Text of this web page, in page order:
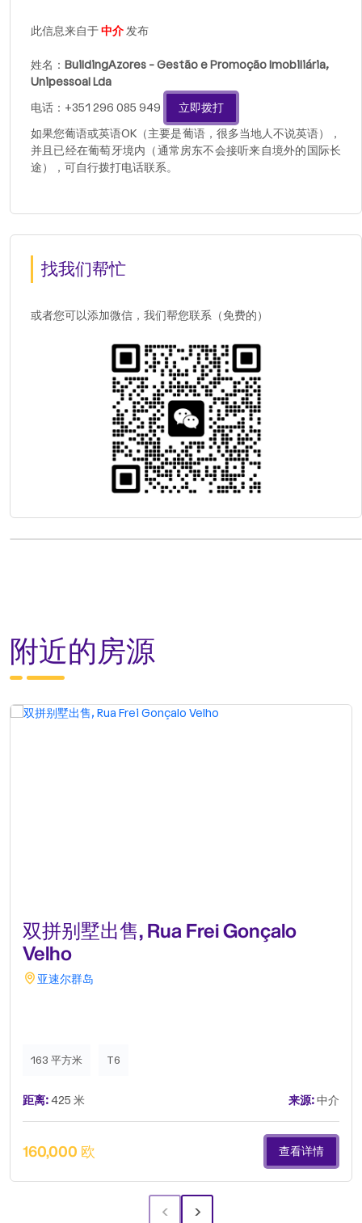
此信息来自于中介发布
姓名： BuildingAzores - Gestão e Promoção Imobiliária,
Unipessoal Lda
电话：+351 296 085 949
立即拨打
如果您葡语或英语OK（主要是葡语，很多当地人不说英语），
并且已经在葡萄牙境内（通常房东不会接听来自境外的国际长
途），可自行拨打电话联系。
找我们帮忙
或者您可以添加微信，我们帮您联系（免费的）
附近的房源
双拼别墅出售, Rua Frei Gonçalo
Velho
亚速尔群岛
163 平方米 T6
距离:425 米 来源:中介
160,000 欧 查看详情
‹ ›